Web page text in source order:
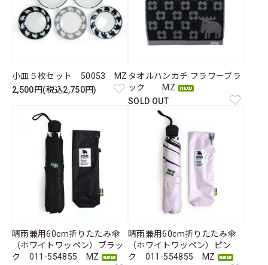
小皿５枚セット 50053 MZ
2,500円(税込2,750円)
タオルハンカチ フラワーブラ
ック MZ
SOLD OUT
晴雨兼用60cm折りたたみ傘
（ホワイトワッペン）ブラッ
ク 011-554855 MZ
晴雨兼用60cm折りたたみ傘
（ホワイトワッペン）ピン
ク 011-554855 MZ